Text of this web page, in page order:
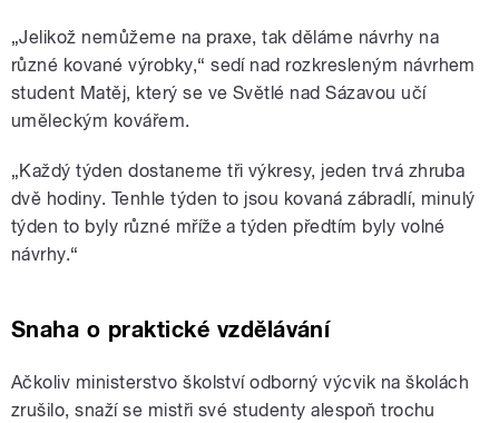
„Jelikož nemůžeme na praxe, tak děláme návrhy na
různé kované výrobky,“ sedí nad rozkresleným návrhem
student Matěj, který se ve Světlé nad Sázavou učí
uměleckým kovářem.
„Každý týden dostaneme tři výkresy, jeden trvá zhruba
dvě hodiny. Tenhle týden to jsou kovaná zábradlí, minulý
týden to byly různé mříže a týden předtím byly volné
návrhy.“
Snaha o praktické vzdělávání
Ačkoliv ministerstvo školství odborný výcvik na školách
zrušilo, snaží se mistři své studenty alespoň trochu